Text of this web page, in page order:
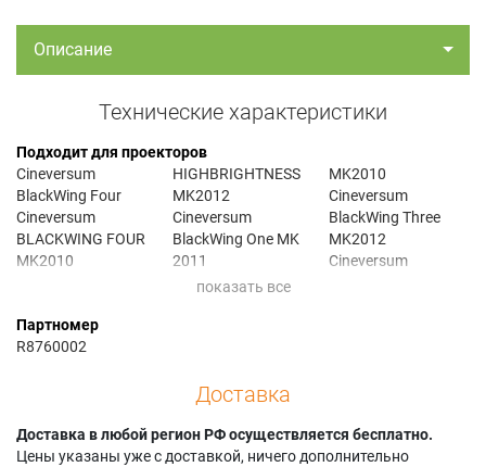
Описание
Технические характеристики
Подходит для проекторов
Cineversum
BlackWing Four
Cineversum
BLACKWING FOUR
MK2010
Brightness MK 2
Cineversum
Cineversum
BlackWing
HIGHBRIGHTNESS
MK2012
Cineversum
BlackWing One MK
2011
Cineversum
MK 11
BLACKWING THREE
MK 2010
MK2010
Cineversum
BlackWing Three
MK2012
Cineversum
MK2010
Cineversum
Партномер
R8760002
Доставка
Доставка в любой регион РФ осуществляется бесплатно.
Цены указаны уже с доставкой, ничего дополнительно